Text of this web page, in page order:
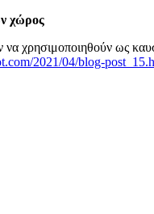
χώρος
χρησιμοποιηθούν ως
2021/04/blog-